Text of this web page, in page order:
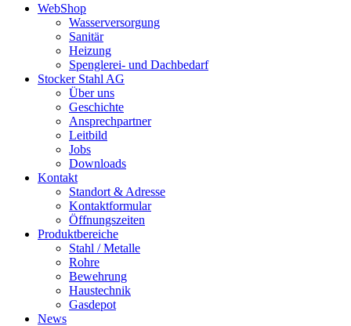
WebShop
Wasserversorgung
Sanitär
Heizung
Spenglerei- und Dachbedarf
Stocker Stahl AG
Über uns
Geschichte
Ansprechpartner
Leitbild
Jobs
Downloads
Kontakt
Standort & Adresse
Kontaktformular
Öffnungszeiten
Produktbereiche
Stahl / Metalle
Rohre
Bewehrung
Haustechnik
Gasdepot
News